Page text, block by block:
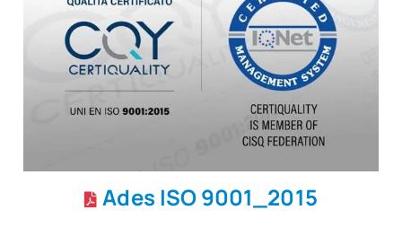
Ades ISO 9001_2015